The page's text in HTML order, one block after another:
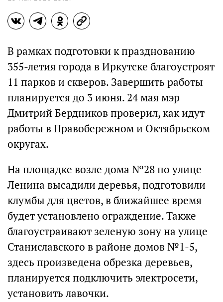
В рамках подготовки к празднованию
355-летия города в Иркутске благоустроят
11 парков и скверов. Завершить работы
планируется до 3 июня. 24 мая мэр
Дмитрий Бердников проверил, как идут
работы в Правобережном и Октябрьском
округах.
На площадке возле дома №28 по улице
Ленина высадили деревья, подготовили
клумбы для цветов, в ближайшее время
будет установлено ограждение. Также
благоустраивают зеленую зону на улице
Станиславского в районе домов №1-5,
здесь произведена обрезка деревьев,
планируется подключить электросети,
установить лавочки.